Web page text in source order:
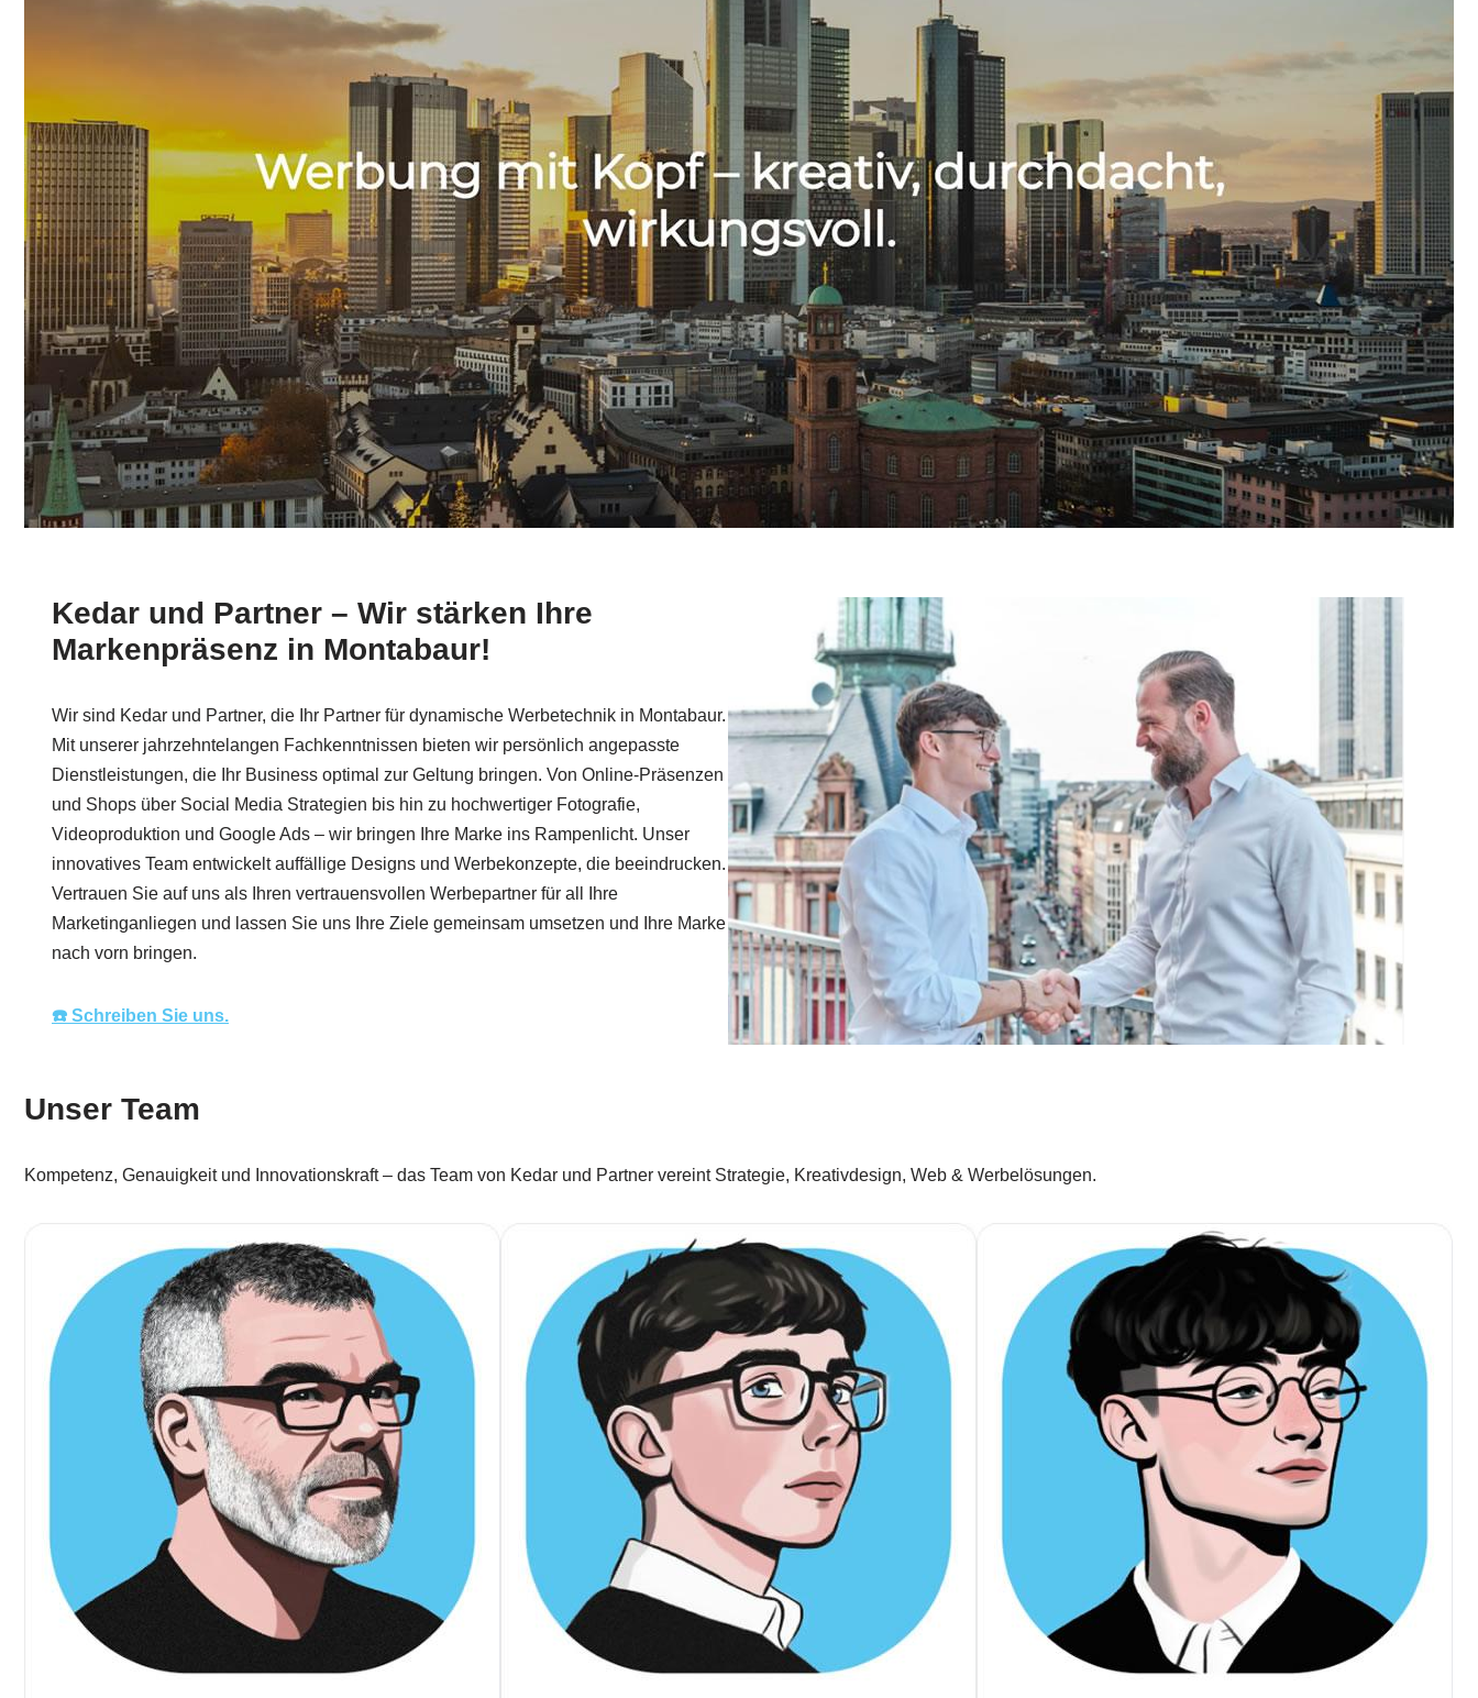
Kedar und Partner – Wir stärken Ihre
Markenpräsenz in Montabaur!
Wir sind Kedar und Partner, die Ihr Partner für dynamische Werbetechnik in Montabaur.
Mit unserer jahrzehntelangen Fachkenntnissen bieten wir persönlich angepasste
Dienstleistungen, die Ihr Business optimal zur Geltung bringen. Von Online-Präsenzen
und Shops über Social Media Strategien bis hin zu hochwertiger Fotografie,
Videoproduktion und Google Ads – wir bringen Ihre Marke ins Rampenlicht. Unser
innovatives Team entwickelt auffällige Designs und Werbekonzepte, die beeindrucken.
Vertrauen Sie auf uns als Ihren vertrauensvollen Werbepartner für all Ihre
Marketinganliegen und lassen Sie uns Ihre Ziele gemeinsam umsetzen und Ihre Marke
nach vorn bringen.
☎️ Schreiben Sie uns.
Unser Team
Kompetenz, Genauigkeit und Innovationskraft – das Team von Kedar und Partner vereint Strategie, Kreativdesign, Web & Werbelösungen.